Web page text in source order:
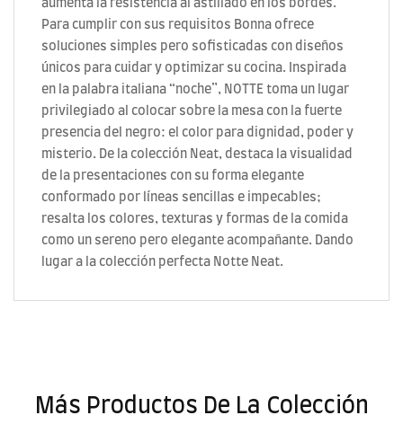
aumenta la resistencia al astillado en los bordes.
Para cumplir con sus requisitos Bonna ofrece
soluciones simples pero sofisticadas con diseños
únicos para cuidar y optimizar su cocina. Inspirada
en la palabra italiana “noche”, NOTTE toma un lugar
privilegiado al colocar sobre la mesa con la fuerte
presencia del negro: el color para dignidad, poder y
misterio. De la colección Neat, destaca la visualidad
de la presentaciones con su forma elegante
conformado por líneas sencillas e impecables;
resalta los colores, texturas y formas de la comida
como un sereno pero elegante acompañante. Dando
lugar a la colección perfecta Notte Neat.
Más Productos De La Colección